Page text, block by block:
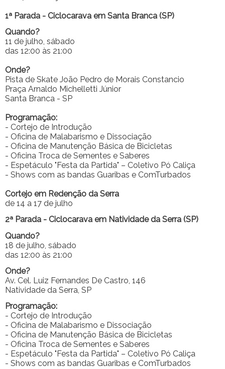
1ª Parada - Ciclocarava em Santa Branca (SP)
Quando?
11 de julho, sábado
das 12:00 às 21:00
Onde?
Pista de Skate João Pedro de Morais Constancio
Praça Arnaldo Michelletti Júnior
Santa Branca - SP
Programação:
- Cortejo de Introdução
- Oficina de Malabarismo e Dissociação
- Oficina de Manutenção Básica de Bicicletas
- Oficina Troca de Sementes e Saberes
- Espetáculo "Festa da Partida" – Coletivo Pó Caliça
- Shows com as bandas Guaribas e ComTurbados
Cortejo em Redenção da Serra
de 14 a 17 de julho
2ª Parada - Ciclocarava em Natividade da Serra (SP)
Quando?
18 de julho, sábado
das 12:00 às 21:00
Onde?
Av. Cel. Luiz Fernandes De Castro, 146
Natividade da Serra, SP
Programação:
- Cortejo de Introdução
- Oficina de Malabarismo e Dissociação
- Oficina de Manutenção Básica de Bicicletas
- Oficina Troca de Sementes e Saberes
- Espetáculo "Festa da Partida" – Coletivo Pó Caliça
- Shows com as bandas Guaribas e ComTurbados